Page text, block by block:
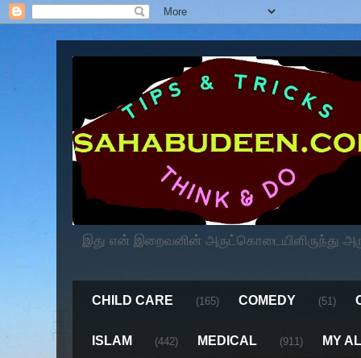
இது என் இறைவனின் அருட்கொடையிளிருந்து
CHILD CARE (165) COMEDY (51)
ISLAM (442) MEDICAL (911) MY